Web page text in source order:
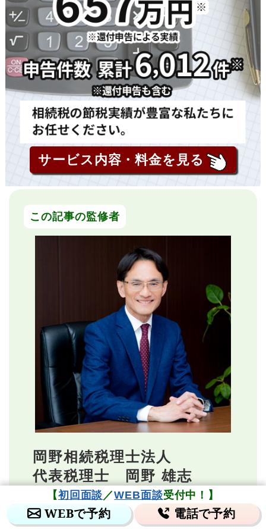
サービス内容・料金を見る
この記事の監修者
岡野相続税理士法人
代表税理士 岡野 雄志
税理士・行政書士
【初回面談／WEB面談受付中！】
WEBで予約 電話で予約